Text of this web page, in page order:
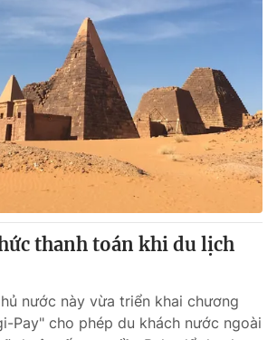
thanh toán khi du lịch
nước này vừa triển khai chương
Pay" cho phép du khách nước ngoài